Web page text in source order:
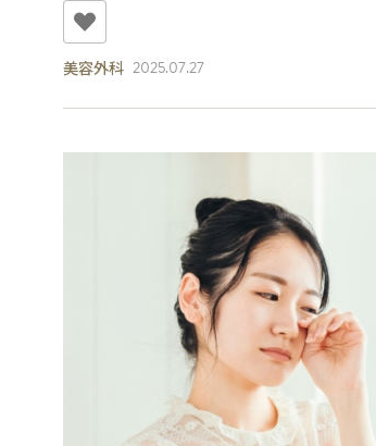
美容外科 2025.07.27
小顔になる美容医療まとめ｜
原因別に解説
美容外科2026.04.03